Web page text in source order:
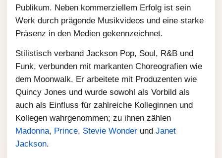
Publikum. Neben kommerziellem Erfolg ist sein
Werk durch prägende Musikvideos und eine starke
Präsenz in den Medien gekennzeichnet.
Stilistisch verband Jackson Pop, Soul, R&B und
Funk, verbunden mit markanten Choreografien wie
dem Moonwalk. Er arbeitete mit Produzenten wie
Quincy Jones und wurde sowohl als Vorbild als
auch als Einfluss für zahlreiche Kolleginnen und
Kollegen wahrgenommen; zu ihnen zählen
Madonna, Prince, Stevie Wonder und Janet
Jackson.